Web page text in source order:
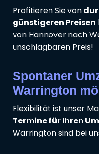
Profitieren Sie von
günstigeren Preisen
von Hannover nach
unschlagbaren Preis!
Spontaner
Warrington
Flexibilität ist unser
Termine für Ihren
Warrington sind bei